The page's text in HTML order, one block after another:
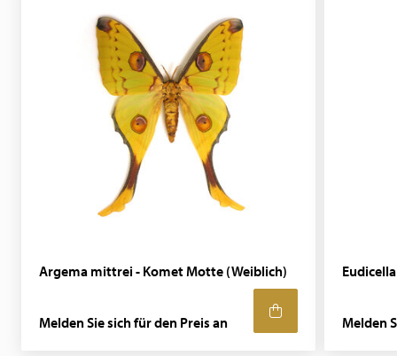
Argema mittrei - Komet Motte (Weiblich)
Melden Sie sich für den Preis an Melden